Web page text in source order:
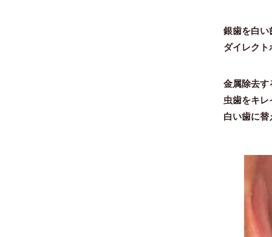
銀歯を白い
ダイレク
金属除去す
虫歯をキ
白い歯に